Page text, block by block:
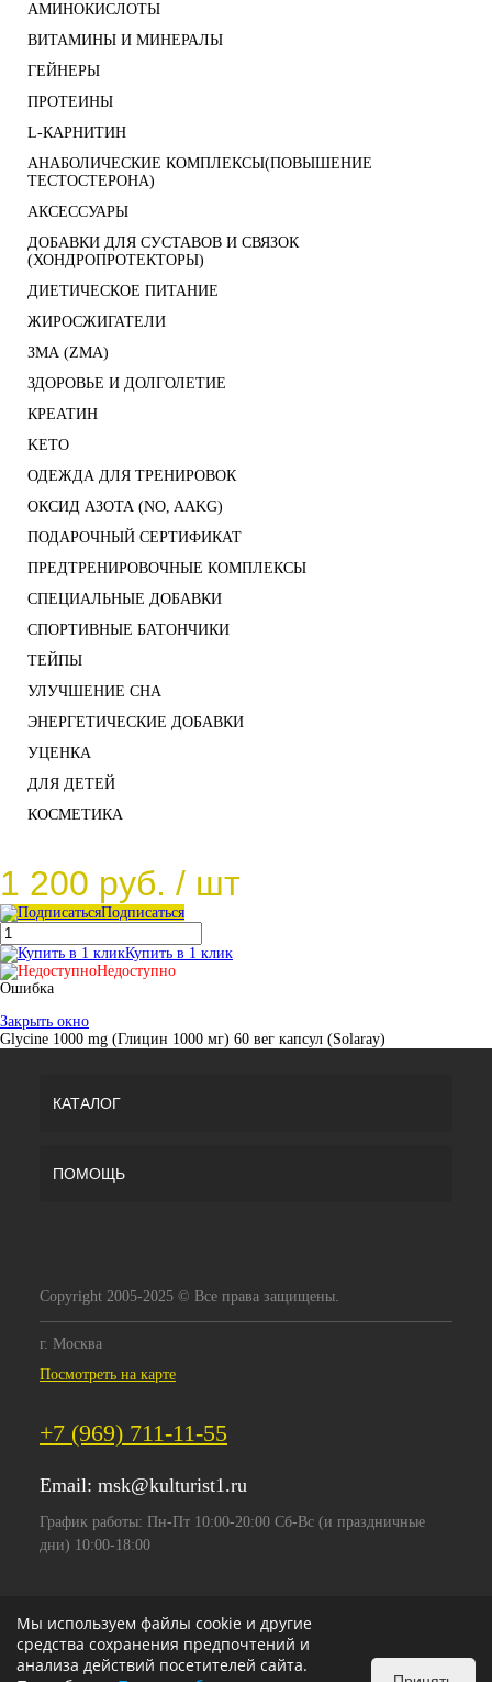
АМИНОКИСЛОТЫ
ВИТАМИНЫ И МИНЕРАЛЫ
ГЕЙНЕРЫ
ПРОТЕИНЫ
L-КАРНИТИН
АНАБОЛИЧЕСКИЕ КОМПЛЕКСЫ(ПОВЫШЕНИЕ
ТЕСТОСТЕРОНА)
АКСЕССУАРЫ
ДОБАВКИ ДЛЯ СУСТАВОВ И СВЯЗОК
(ХОНДРОПРОТЕКТОРЫ)
ДИЕТИЧЕСКОЕ ПИТАНИЕ
ЖИРОСЖИГАТЕЛИ
ЗМА (ZMA)
ЗДОРОВЬЕ И ДОЛГОЛЕТИЕ
КРЕАТИН
KETO
ОДЕЖДА ДЛЯ ТРЕНИРОВОК
ОКСИД АЗОТА (NO, AAKG)
ПОДАРОЧНЫЙ СЕРТИФИКАТ
ПРЕДТРЕНИРОВОЧНЫЕ КОМПЛЕКСЫ
СПЕЦИАЛЬНЫЕ ДОБАВКИ
СПОРТИВНЫЕ БАТОНЧИКИ
ТЕЙПЫ
УЛУЧШЕНИЕ СНА
ЭНЕРГЕТИЧЕСКИЕ ДОБАВКИ
УЦЕНКА
ДЛЯ ДЕТЕЙ
КОСМЕТИКА
1 200 руб. / шт
Подписаться
Купить в 1 клик
Недоступно
Ошибка
Закрыть окно
Glycine 1000 mg (Глицин 1000 мг) 60 вег капсул (Solaray)
КАТАЛОГ
ПОМОЩЬ
Copyright 2005-2025 © Все права защищены.
г. Москва
Посмотреть на карте
+7 (969) 711-11-55
Email: msk@kulturist1.ru
График работы: Пн-Пт 10:00-20:00 Сб-Вс (и праздничные
дни) 10:00-18:00
Мы используем файлы cookie и другие
средства сохранения предпочтений и
анализа действий посетителей сайта.